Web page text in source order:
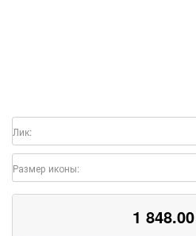
Лик:
Размер иконы:
1